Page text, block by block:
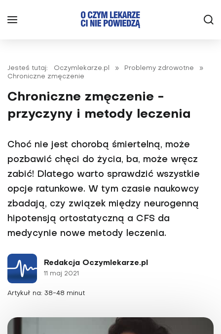
Jesteś tutaj: Oczymlekarze.pl » Problemy zdrowotne
»
Chroniczne zmęczenie
Chroniczne zmęczenie -
przyczyny i metody leczenia
Choć nie jest chorobą śmiertelną, może
pozbawić chęci do życia, ba, może wręcz
zabić! Dlatego warto sprawdzić wszystkie
opcje ratunkowe. W tym czasie naukowcy
zbadają, czy związek między neurogenną
hipotensją ortostatyczną a CFS da
medycynie nowe metody leczenia.
Redakcja Oczymlekarze.pl
11 maj 2021
Artykuł na: 38-48 minut